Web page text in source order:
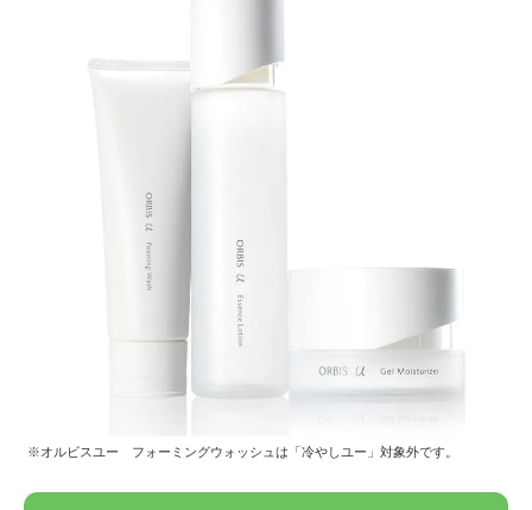
※オルビスユー フォーミングウォッシュは「冷やしユー」対象外です。